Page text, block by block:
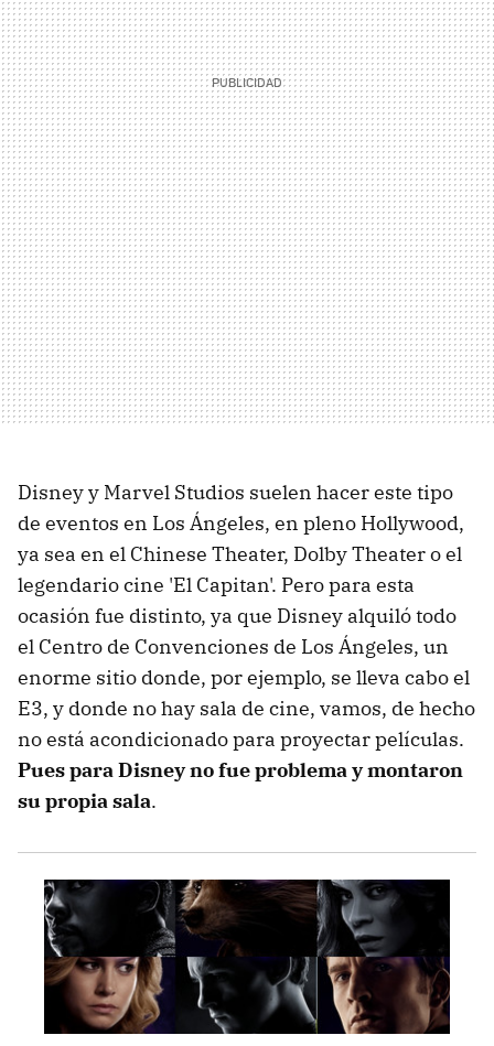
Disney y Marvel Studios suelen hacer este tipo
de eventos en Los Ángeles, en pleno Hollywood,
ya sea en el Chinese Theater, Dolby Theater o el
legendario cine 'El Capitan'. Pero para esta
ocasión fue distinto, ya que Disney alquiló todo
el Centro de Convenciones de Los Ángeles, un
enorme sitio donde, por ejemplo, se lleva cabo el
E3, y donde no hay sala de cine, vamos, de hecho
no está acondicionado para proyectar películas.
Pues para Disney no fue problema y montaron
su propia sala.